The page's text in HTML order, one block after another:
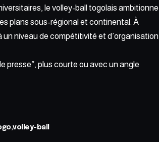
le volley-ball togolais ambitionne
plans sous-régional et continental. À
niveau de compétitivité et d’organisation
presse”, plus courte ou avec un angle
volley-ball